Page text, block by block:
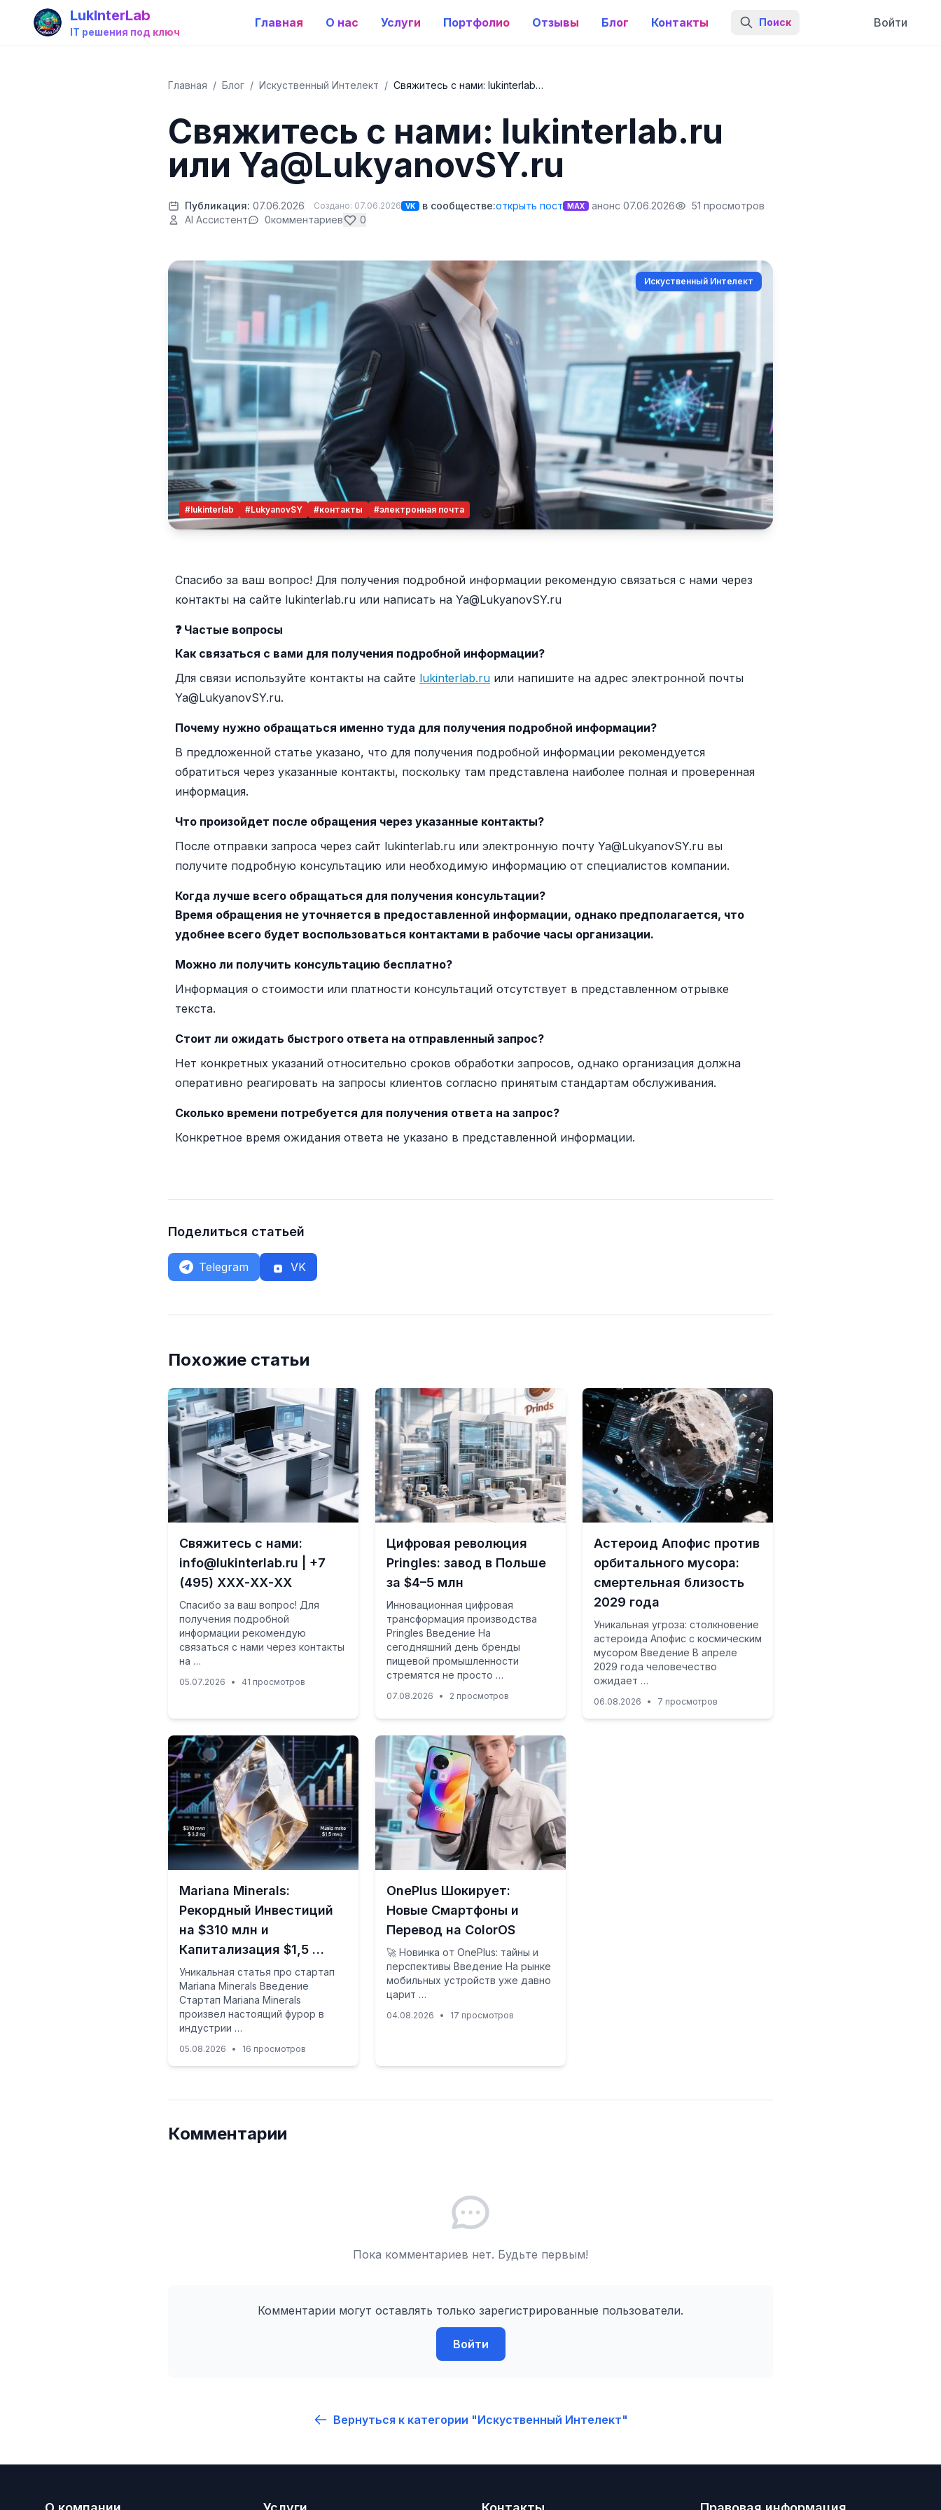
LukInterLab
IT решения под ключ
Главная О нас Услуги Портфолио Отзывы Блог Контакты Поиск Войти
Главная / Блог / Искуственный Интелект / Свяжитесь с нами: lukinterlab…
Свяжитесь с нами: lukinterlab.ru
или Ya@LukyanovSY.ru
Публикация: 07.06.2026 Создано: 07.06.2026 VK в сообществе:открыть пост MAX анонс 07.06.2026
51 просмотров
AI Ассистент
0комментариев 0
Искуственный Интелект
#lukinterlab #LukyanovSY #контакты #электронная почта
Спасибо за ваш вопрос! Для получения подробной информации рекомендую связаться с нами через
контакты на сайте lukinterlab.ru или написать на Ya@LukyanovSY.ru
❓ Частые вопросы
Как связаться с вами для получения подробной информации?
Для связи используйте контакты на сайте lukinterlab.ru или напишите на адрес электронной почты
Ya@LukyanovSY.ru.
Почему нужно обращаться именно туда для получения подробной информации?
В предложенной статье указано, что для получения подробной информации рекомендуется
обратиться через указанные контакты, поскольку там представлена наиболее полная и проверенная
информация.
Что произойдет после обращения через указанные контакты?
После отправки запроса через сайт lukinterlab.ru или электронную почту Ya@LukyanovSY.ru вы
получите подробную консультацию или необходимую информацию от специалистов компании.
Когда лучше всего обращаться для получения консультации?
Время обращения не уточняется в предоставленной информации, однако предполагается, что
удобнее всего будет воспользоваться контактами в рабочие часы организации.
Можно ли получить консультацию бесплатно?
Информация о стоимости или платности консультаций отсутствует в представленном отрывке
текста.
Стоит ли ожидать быстрого ответа на отправленный запрос?
Нет конкретных указаний относительно сроков обработки запросов, однако организация должна
оперативно реагировать на запросы клиентов согласно принятым стандартам обслуживания.
Сколько времени потребуется для получения ответа на запрос?
Конкретное время ожидания ответа не указано в представленной информации.
Поделиться статьей
Telegram VK
Похожие статьи
Свяжитесь с нами:
info@lukinterlab.ru | +7
(495) ХХХ-ХХ-ХХ
Спасибо за ваш вопрос! Для
получения подробной
информации рекомендую
связаться с нами через контакты
на …
05.07.2026 • 41 просмотров
Цифровая революция
Pringles: завод в Польше
за $4–5 млн
Инновационная цифровая
трансформация производства
Pringles Введение На
сегодняшний день бренды
пищевой промышленности
стремятся не просто …
07.08.2026 • 2 просмотров
Астероид Апофис против
орбитального мусора:
смертельная близость
2029 года
Уникальная угроза: столкновение
астероида Апофис с космическим
мусором Введение В апреле
2029 года человечество
ожидает …
06.08.2026 • 7 просмотров
Mariana Minerals:
Рекордный Инвестиций
на $310 млн и
Капитализация $1,5 …
Уникальная статья про стартап
Mariana Minerals Введение
Стартап Mariana Minerals
произвел настоящий фурор в
индустрии …
05.08.2026 • 16 просмотров
OnePlus Шокирует:
Новые Смартфоны и
Перевод на ColorOS
🚀 Новинка от OnePlus: тайны и
перспективы Введение На рынке
мобильных устройств уже давно
царит …
04.08.2026 • 17 просмотров
Комментарии
Пока комментариев нет. Будьте первым!
Комментарии могут оставлять только зарегистрированные пользователи.
Войти
Вернуться к категории "Искуственный Интелект"